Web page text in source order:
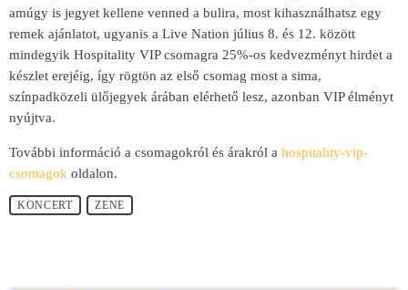
amúgy is jegyet kellene venned a bulira, most kihasználhatsz egy
remek ajánlatot, ugyanis a Live Nation július 8. és 12. között
mindegyik Hospitality VIP csomagra 25%-os kedvezményt hirdet a
készlet erejéig, így rögtön az első csomag most a sima,
színpadközeli ülőjegyek árában elérhető lesz, azonban VIP élményt
nyújtva.
További információ a csomagokról és árakról a hospitality-vip-
csomagok oldalon.
KONCERT ZENE